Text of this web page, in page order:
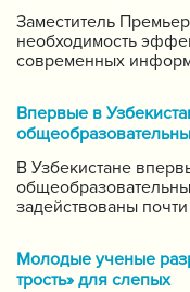
Заместитель
необходимость
современных
систему для
самых ведущих
Впервые в
В Узбекистане
задействованы
за качеством
Республики
Молодые ученые
трость» для слепых